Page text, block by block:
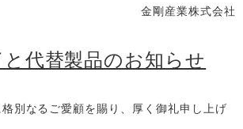
金剛産業株式会社
代替製品のお知らせ
別なるご愛顧を賜り、厚く御礼申し上げ